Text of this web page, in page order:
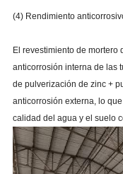
(4) Rendimiento
El revestimiento de
anticorrosión interna de las
de pulverización de zinc +
anticorrosión externa, lo
calidad del agua y el suelo